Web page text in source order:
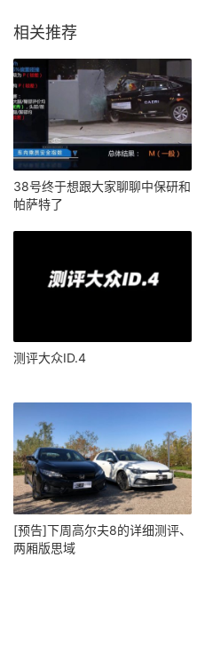
相关推荐
38号终于想跟大家聊聊中保研和
帕萨特了
测评大众ID.4
[预告]下周高尔夫8的详细测评、
两厢版思域